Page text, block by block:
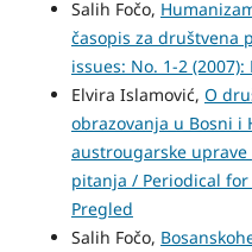
Salih Fočo,
časopis za društvena
issues: No. 1-2 (2007):
Elvira Islamović, O
obrazovanja u Bosni i
austrougarske uprave
pitanja / Periodical for
Pregled
Salih Fočo,